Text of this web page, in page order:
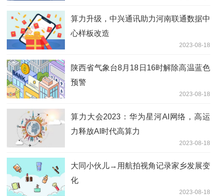
算力升级，中兴通讯助力河南联通数据中
心样板改造
2023-08-18
陕西省气象台8月18日16时解除高温蓝色
预警
2023-08-18
算力大会2023：华为星河AI网络，高运
力释放AI时代高算力
2023-08-18
大同小伙儿→用航拍视角记录家乡发展变
化
2023-08-18